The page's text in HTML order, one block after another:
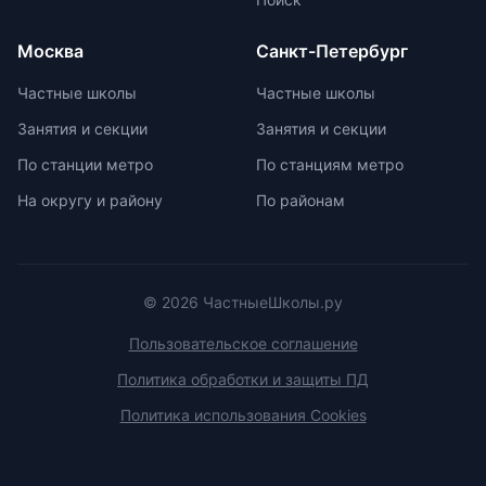
Москва
Частные школы
Занятия и секции
По станции метро
На округу и району
Санкт-Петербург
Частные школы
Занятия и секции
По станциям метро
По районам
© 2026 ЧастныеШколы.ру
Пользовательское соглашение
Политика обработки и защиты ПД
Политика использования Cookies